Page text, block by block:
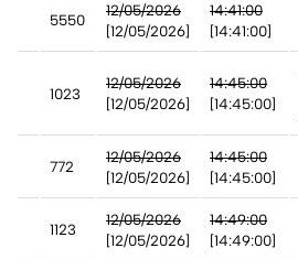
5550
12/05/2026
[12/05/2026]
14:41:00
[14:41:00]
1023
12/05/2026
[12/05/2026]
14:45:00
[14:45:00]
772
12/05/2026
[12/05/2026]
14:45:00
[14:45:00]
1123
12/05/2026
[12/05/2026]
14:49:00
[14:49:00]